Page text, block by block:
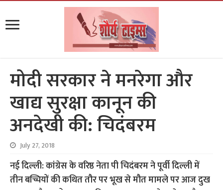
मोदी सरकार ने मनरेगा और
खाद्य सुरक्षा कानून की
अनदेखी की: चिदंबरम
July 27, 2018
नई दिल्ली: कांग्रेस के वरिष्ठ नेता पी चिदंबरम ने पूर्वी दिल्ली में
तीन बच्चियों की कथित तौर पर भूख से मौत मामले पर आज दुख